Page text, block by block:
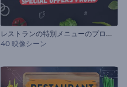
レ
ストランの特別メニューのプロモーション
40 映像シーン